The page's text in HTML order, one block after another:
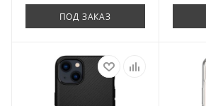
ПОД ЗАКАЗ